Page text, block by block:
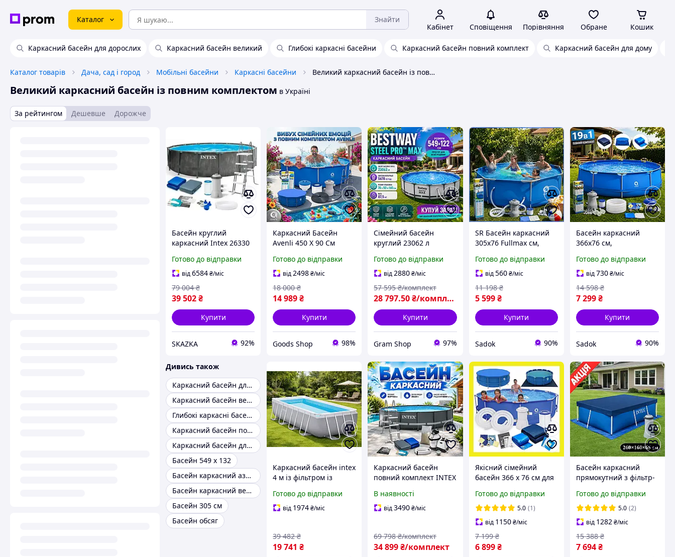
Каталог Знайти
Кабінет Сповіщення Порівняння Обране Кошик
Каркасний басейн для дорослих Каркасний басейн великий Глибокі каркасні басейни Каркасний басейн повний комплект Каркасний басейн для дому
Каталог товарів Дача, сад і город Мобільні басейни Каркасні басейни Великий каркасний басейн із повним комплектом
Великий каркасний басейн із повним комплектом в Україні
За рейтингом Дешевше Дорожче
Басейн круглий
каркасний Intex 26330
фільтр, підстилкою,
тент, у коробці
Готово до відправки
від6584₴/міс
39 502₴
79 004 ₴
Купити
SKAZKA 92%
Каркасний Басейн
Avenli 450 Х 90 См
Басейн з Насосом та
Повним Комплектом Об
єм 12 157 л+Чиста вода
без заміни
Готово до відправки
від2498₴/міс
14 989₴
18 000 ₴
Купити
Goods Shop 98%
Сімейний басейн
круглий 23062 л
дорослий 549x122 cм
Каркасні басейни для
дому дачі відпочинку
дітей
Готово до відправки
від2880₴/міс
28 797.50₴/комплект
57 595 ₴/комплект
Купити
Gram Shop 97%
SR Басейн каркасний
305x76 Fullmax см,
АРМОВАНИЙ ПВХ,
великий сімейний
басейн для дітей та
дорослих, круглий
каркасний
Готово до відправки
від560 ₴/міс
5 599 ₴
11 198 ₴
Купити
Sadok 90%
Басейн каркасний
366x76 см,
АРМОВАНИЙ ПВХ,
великий сімейний
басейн для дітей та
дорослих, круглий
каркасний басейн
Готово до відправки
від730₴/міс
7 299₴
14 598 ₴
Купити
Sadok 90%
Дивись також
Каркасний басейн для дорослих
Каркасний басейн великий
Глибокі каркасні басейни
Каркасний басейн повний комплект
Каркасний басейн для дому
Басейн 549 х 132
Басейн каркасний азуро
Басейн каркасний великий глибокий
Басейн 305 см
Басейн обсяг
Каркасний басейн intex
4 м із фільтром із
наливного сімейного
відпочинку для саду
Готово до відправки
від 1974₴/міс
19 741 ₴
39 482 ₴
Каркасний басейн
повний комплект INTEX
басейн для дому з
драбиною і тентом
В наявності
від3490₴/міс
34 899₴/комплект
69 798 ₴/комплект
Якісний сімейний
басейн 366 x 76 см для
наливний басейн
повний комплект з
фільтром
Готово до відправки
5.0 (1)
від 1150 ₴/міс
6 899 ₴
7 199 ₴
Басейн каркасний
прямокутний з фільтр-
Intex Великий для дому
Тент, підстилка Для
дорослих і дітей
Готово до відправки
5.0 (2)
від 1282₴/міс
7 694₴
15 388 ₴